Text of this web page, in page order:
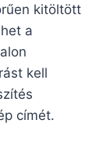
kitöltött
a
kell
címét.